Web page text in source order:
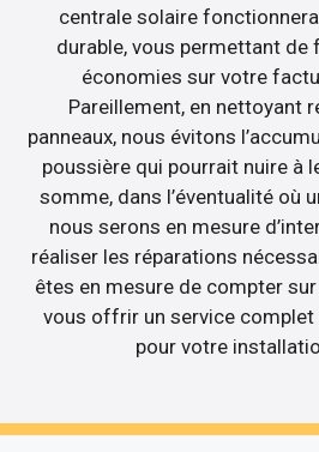
centrale solaire
durable, vous permettant de
économies sur votre
Pareillement, en nettoyant
panneaux, nous évitons
poussière qui pourrait nuire à
somme, dans l’éventualité où
nous serons en mesure
réaliser les réparations
êtes en mesure de compter
vous offrir un service
pour votre